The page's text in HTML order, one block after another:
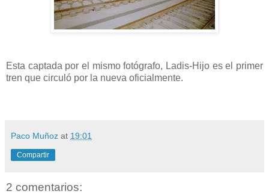
Esta captada por el mismo fotógrafo, Ladis-Hijo es el primer
tren que circuló por la nueva oficialmente.
Paco Muñoz at 19:01
Compartir
2 comentarios: